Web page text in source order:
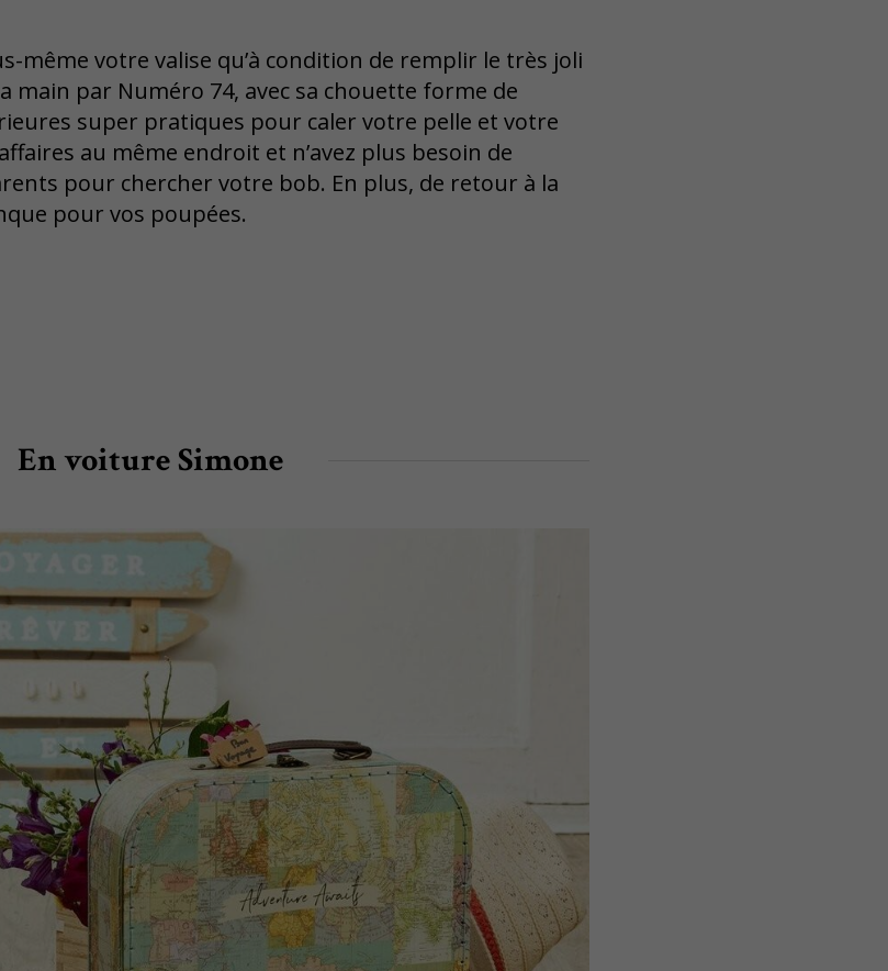
même votre valise qu’à condition de remplir le très joli
main par Numéro 74, avec sa chouette forme de
super pratiques pour caler votre pelle et votre
au même endroit et n’avez plus besoin de
pour chercher votre bob. En plus, de retour à la
pour vos poupées.
En voiture Simone